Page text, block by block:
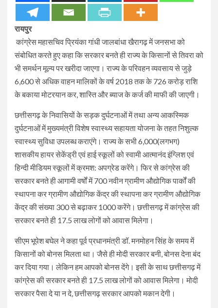
रायपुर
कांग्रेस महासचिव प्रियंका गांधी जालबांधा खैरागढ़ में जनसभा को
संबोधित करते हुए कहा कि सरकार बनते ही राज्य के किसानों से तिवरा को
भी समर्थन मूल्य पर खरीदा जाएगा। राज्य के परिवहन व्यवसाय से जुड़े
6,600 से अधिक वाहन मालिकों के वर्ष 2018 तक के 726 करोड़ राशि
के बकाया मोटरयान कर, शास्ति और ब्याज के कर्ज की माफी की जाएगी।
छत्तीसगढ़ के निवासियों के सड़क दुर्घटनाओं में तथा अन्य आकस्मिक
दुर्घटनाओं में मुख्यमंत्री विशेष स्वास्थ्य सहायता योजना के तहत निशुल्क
स्वास्थ्य सुविधा उपलब्ध कराएंगे। राज्य के सभी 6,000(लगभग)
शासकीय हायर सेकेंड्री एवं हाई स्कूलों को स्वामी आत्मानंद इंग्लिश एवं
हिन्दी मीडियम स्कूलों में क्रमश: अपग्रेड करेंगे। फिर से कांग्रेस की
सरकार बनते ही आगामी वर्षों में 700 नवीन ग्रामीण औद्योगिक पार्कों की
स्थापना कर ग्रामीण औद्योगिक केंद्र की स्थापना कर ग्रामीण औद्योगिक
केंद्र की संख्या 300 से बढ़ाकर 1000 करेंगे। छत्तीसगढ़ में कांग्रेस की
सरकार बनते ही 17.5 लाख लोगों को आवास मिलेगा।
सीएम भूपेश बघेल ने कहा पूर्व प्रधानमंत्री डॉ. मनमोहन सिंह के समय में
किसानों को बोनस मिलता था। जैसे ही मोदी सरकार बनी, बोनस देना बंद
कर दिया गया। लेकिन हम आपको बोनस देंगे। इसी के साथ छत्तीसगढ़ में
कांग्रेस की सरकार बनते ही 17.5 लाख लोगों को आवास मिलेगा। मोदी
सरकार पैसा दे या न दे, छत्तीसगढ़ सरकार आपको मकान देगी।